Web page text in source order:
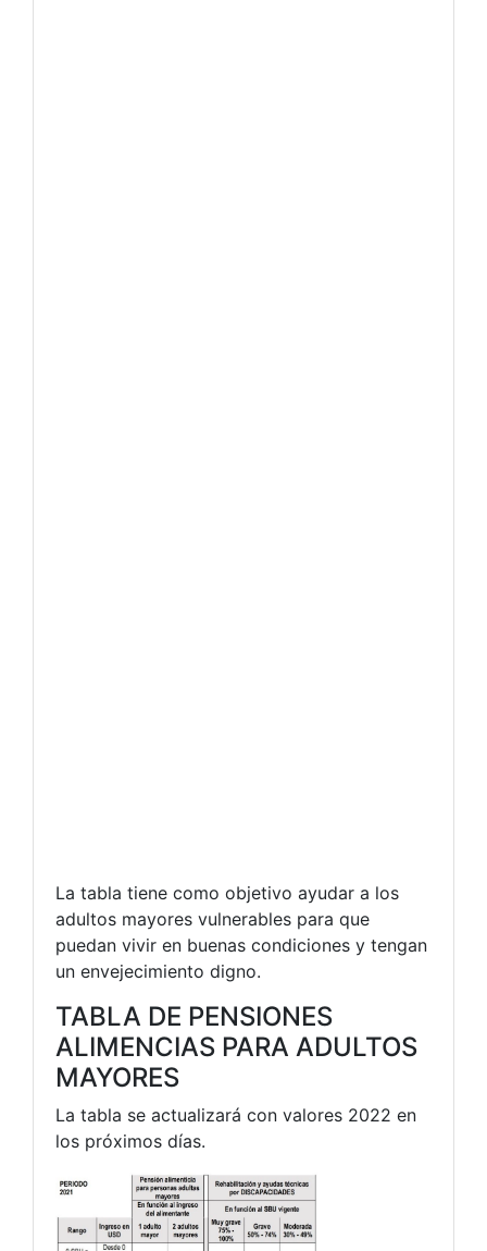
La tabla tiene como objetivo ayudar a los
adultos mayores vulnerables para que
puedan vivir en buenas condiciones y tengan
un envejecimiento digno.
TABLA DE PENSIONES
ALIMENCIAS PARA ADULTOS
MAYORES
La tabla se actualizará con valores 2022 en
los próximos días.